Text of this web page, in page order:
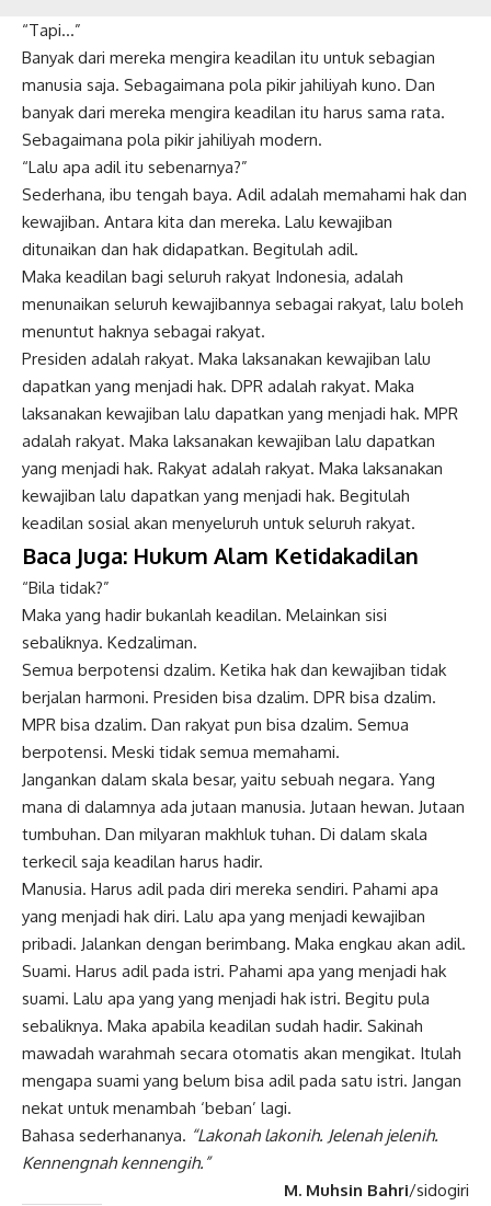
“Tapi…”
Banyak dari mereka mengira keadilan itu untuk sebagian
manusia saja. Sebagaimana pola pikir jahiliyah kuno. Dan
banyak dari mereka mengira keadilan itu harus sama rata.
Sebagaimana pola pikir jahiliyah modern.
“Lalu apa adil itu sebenarnya?”
Sederhana, ibu tengah baya. Adil adalah memahami hak dan
kewajiban. Antara kita dan mereka. Lalu kewajiban
ditunaikan dan hak didapatkan. Begitulah adil.
Maka keadilan bagi seluruh rakyat Indonesia, adalah
menunaikan seluruh kewajibannya sebagai rakyat, lalu boleh
menuntut haknya sebagai rakyat.
Presiden adalah rakyat. Maka laksanakan kewajiban lalu
dapatkan yang menjadi hak. DPR adalah rakyat. Maka
laksanakan kewajiban lalu dapatkan yang menjadi hak. MPR
adalah rakyat. Maka laksanakan kewajiban lalu dapatkan
yang menjadi hak. Rakyat adalah rakyat. Maka laksanakan
kewajiban lalu dapatkan yang menjadi hak. Begitulah
keadilan sosial akan menyeluruh untuk seluruh rakyat.
Baca Juga: Hukum Alam Ketidakadilan
“Bila tidak?”
Maka yang hadir bukanlah keadilan. Melainkan sisi
sebaliknya. Kedzaliman.
Semua berpotensi dzalim. Ketika hak dan kewajiban tidak
berjalan harmoni. Presiden bisa dzalim. DPR bisa dzalim.
MPR bisa dzalim. Dan rakyat pun bisa dzalim. Semua
berpotensi. Meski tidak semua memahami.
Jangankan dalam skala besar, yaitu sebuah negara. Yang
mana di dalamnya ada jutaan manusia. Jutaan hewan. Jutaan
tumbuhan. Dan milyaran makhluk tuhan. Di dalam skala
terkecil saja keadilan harus hadir.
Manusia. Harus adil pada diri mereka sendiri. Pahami apa
yang menjadi hak diri. Lalu apa yang menjadi kewajiban
pribadi. Jalankan dengan berimbang. Maka engkau akan adil.
Suami. Harus adil pada istri. Pahami apa yang menjadi hak
suami. Lalu apa yang yang menjadi hak istri. Begitu pula
sebaliknya. Maka apabila keadilan sudah hadir. Sakinah
mawadah warahmah secara otomatis akan mengikat. Itulah
mengapa suami yang belum bisa adil pada satu istri. Jangan
nekat untuk menambah ‘beban’ lagi.
Bahasa sederhananya. “Lakonah lakonih. Jelenah jelenih.
Kennengnah kennengih.”
M. Muhsin Bahri/sidogiri